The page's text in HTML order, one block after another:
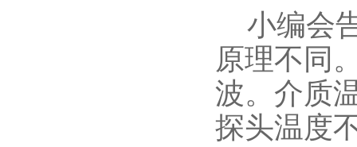
小编会
原理不同
波。介质
探头温度